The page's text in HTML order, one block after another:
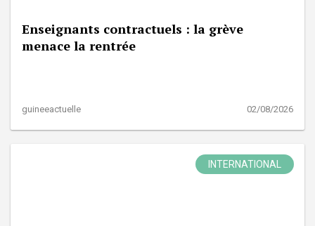
Enseignants contractuels : la grève
menace la rentrée
guineeactuelle 02/08/2026
INTERNATIONAL